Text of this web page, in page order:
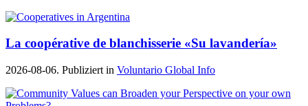
La coopérative de blanchisserie «Su lavandería»
2026-08-06. Publiziert in Voluntario Global Info